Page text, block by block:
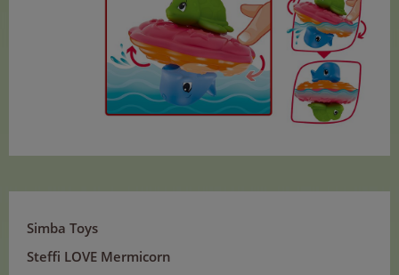
Simba Toys
Steffi LOVE Mermicorn